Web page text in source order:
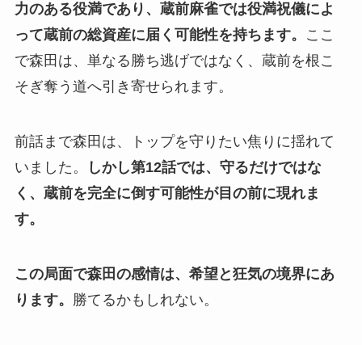
力のある役満であり、蔵前麻雀では役満祝儀によ
って蔵前の総資産に届く可能性を持ちます。
ここ
で森田は、単なる勝ち逃げではなく、蔵前を根こ
そぎ奪う道へ引き寄せられます。
前話まで森田は、トップを守りたい焦りに揺れて
いました。
しかし第12話では、守るだけではな
く、蔵前を完全に倒す可能性が目の前に現れま
す。
この局面で森田の感情は、希望と狂気の境界にあ
ります。 勝てるかもしれない。